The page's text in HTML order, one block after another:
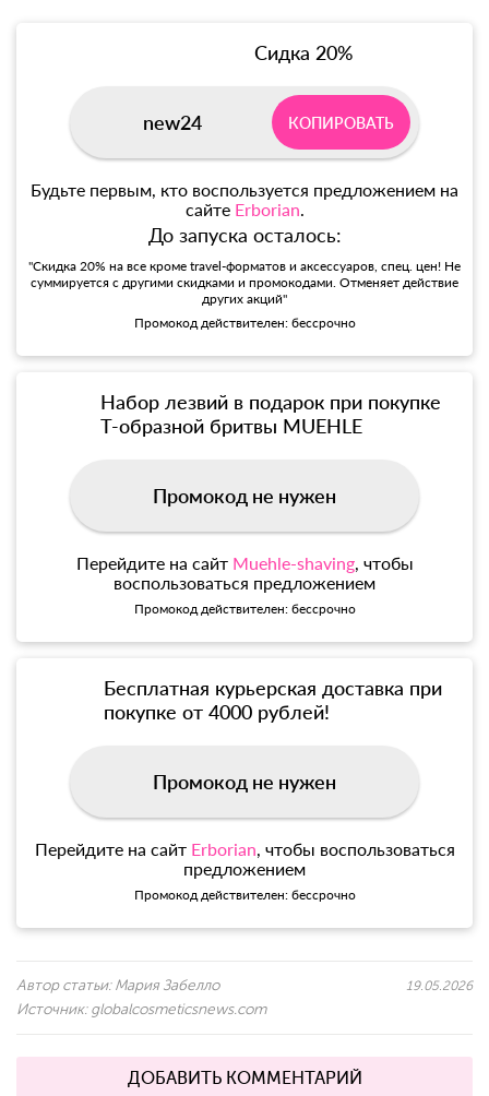
Сидка 20%
new24 КОПИРОВАТЬ
Будьте первым, кто воспользуется предложением на
сайте Erborian.
До запуска осталось:
"Скидка 20% на все кроме travel-форматов и аксессуаров, спец. цен! Не
суммируется с другими скидками и промокодами. Отменяет действие
других акций"
Промокод действителен: бессрочно
Набор лезвий в подарок при покупке
Т-образной бритвы MUEHLE
Промокод не нужен
Перейдите на сайт Muehle-shaving, чтобы
воспользоваться предложением
Промокод действителен: бессрочно
Бесплатная курьерская доставка при
покупке от 4000 рублей!
Промокод не нужен
Перейдите на сайт Erborian, чтобы воспользоваться
предложением
Промокод действителен: бессрочно
Автор статьи: Мария Забелло
Источник: globalcosmeticsnews.com
19.05.2026
ДОБАВИТЬ КОММЕНТАРИЙ